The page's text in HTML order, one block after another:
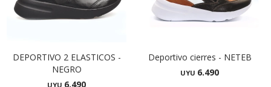
DEPORTIVO 2 ELASTICOS -
NEGRO
UYU 6.490
Deportivo cierres - NETEB
UYU 6.490